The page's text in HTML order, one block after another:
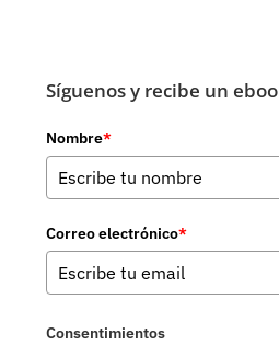
Síguenos y recibe un
Nombre*
Correo electrónico*
Consentimientos